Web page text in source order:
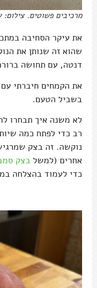
מרכיבים פשוטים. צילום:
את עיקר הסחיבה
שהוא זה שנותן את
דנטה, עם תחושה
את הקמחים חיברתי
בשביל הטעם.
לא משנה איך תבחרו
רב כדי לפתח כמה
נוקשה. זה בצק
אחרים (למשל בצק
כדי לעמוד בהצלחה